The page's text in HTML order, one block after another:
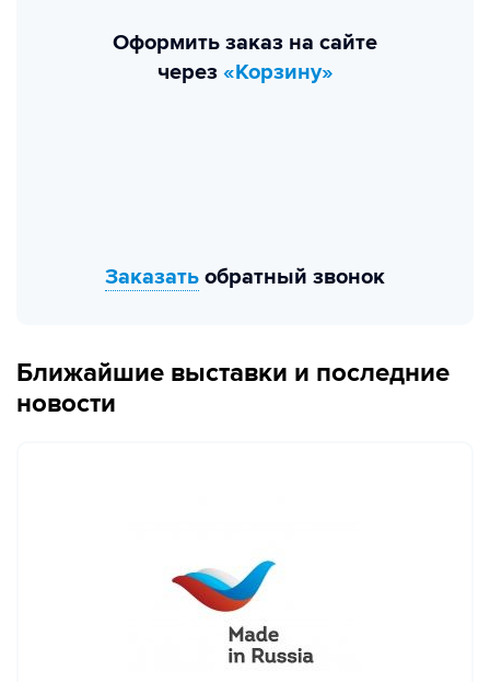
Оформить заказ на сайте
через «Корзину»
Заказать обратный звонок
Ближайшие выставки и последние
новости